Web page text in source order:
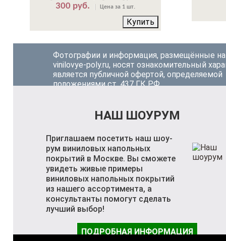
300 руб. Цена за 1 шт.
Купить
Фотографии и информация, размещённые на
vinilovye-poly.ru, носят ознакомительный
является публичной офертой, определяемой
положениями ст. 437 ГК РФ.
НАШ ШОУРУМ
Приглашаем посетить наш шоу-
рум виниловых напольных
покрытий в Москве. Вы сможете
увидеть живые примеры
виниловых напольных покрытий
из нашего ассортимента, а
консультанты помогут сделать
лучший выбор!
ПОДРОБНАЯ ИНФОРМАЦИЯ